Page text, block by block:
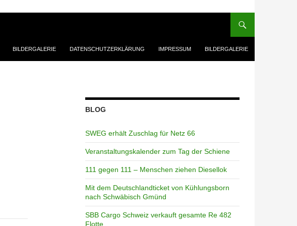
BILDERGALERIE DATENSCHUTZERKLÄRUNG IMPRESSUM BILDERGALERIE
BLOG
SWEG erhält Zuschlag für Netz 66
Veranstaltungskalender zum Tag der Schiene
111 gegen 111 – Menschen ziehen Diesellok
Mit dem Deutschlandticket von Kühlungsborn
nach Schwäbisch Gmünd
SBB Cargo Schweiz verkauft gesamte Re 482
Flotte